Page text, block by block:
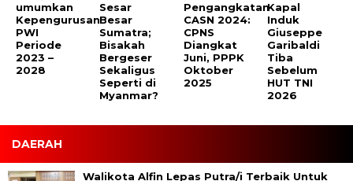
umumkan
Kepengurusan
PWI
Periode
2023 –
2028
Sesar
Besar
Sumatra;
Bisakah
Bergeser
Sekaligus
Seperti di
Myanmar?
Pengangkatan
CASN 2024:
CPNS
Diangkat
Juni, PPPK
Oktober
2025
Kapal
Induk
Giuseppe
Garibaldi
Tiba
Sebelum
HUT TNI
2026
DAERAH
Walikota Alfin Lepas Putra/i Terbaik Untuk